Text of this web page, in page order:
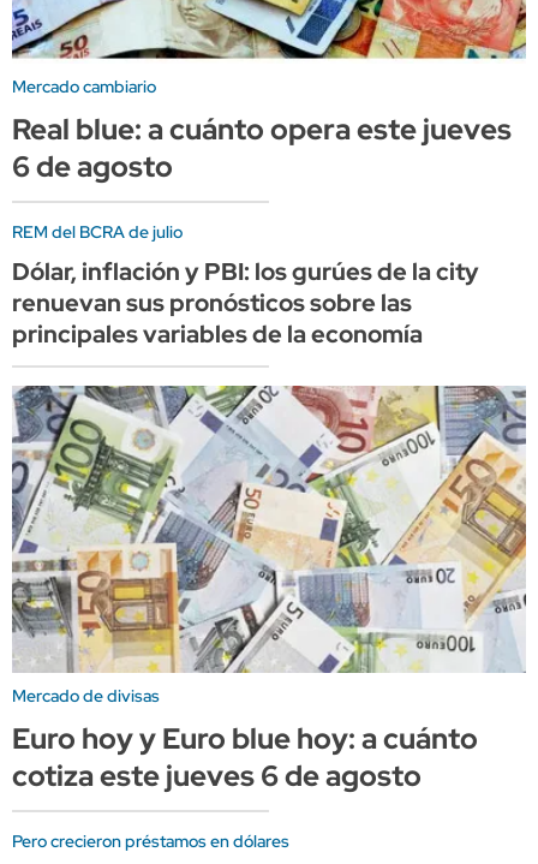
Mercado cambiario
Real blue: a cuánto opera este jueves
6 de agosto
REM del BCRA de julio
Dólar, inflación y PBI: los gurúes de la city
renuevan sus pronósticos sobre las
principales variables de la economía
Mercado de divisas
Euro hoy y Euro blue hoy: a cuánto
cotiza este jueves 6 de agosto
Pero crecieron préstamos en dólares